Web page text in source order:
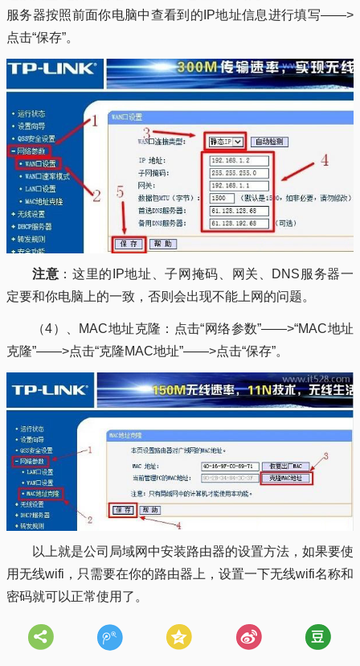
服务器按照前面你电脑中查看到的IP地址信息进行填写——>
点击“保存”。
注意 ：这里的IP地址、子网掩码、网关、DNS服务器一
定要和你电脑上的一致，否则会出现不能上网的问题。
（4）、MAC地址克隆：点击“网络参数”——>“MAC地址
克隆”——>点击“克隆MAC地址”——>点击“保存”。
以上就是公司局域网中安装路由器的设置方法，如果要使
用无线wifi，只需要在你的路由器上，设置一下无线wifi名称和
密码就可以正常使用了。